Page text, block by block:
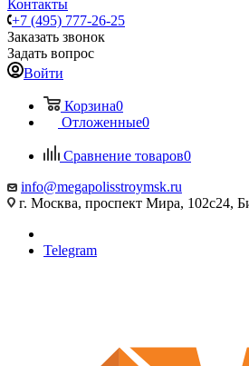
Контакты
+7 (495) 777-26-25
Заказать звонок
Задать вопрос
Войти
Корзина0
Отложенные0
Сравнение товаров0
info@megapolisstroymsk.ru
г. Москва, проспект Мира, 102с24,
Telegram